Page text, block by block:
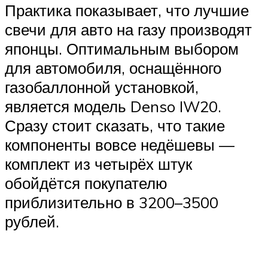
Практика показывает, что лучшие
свечи для авто на газу производят
японцы. Оптимальным выбором
для автомобиля, оснащённого
газобаллонной установкой,
является модель Denso IW20.
Сразу стоит сказать, что такие
компоненты вовсе недёшевы —
комплект из четырёх штук
обойдётся покупателю
приблизительно в 3200–3500
рублей.